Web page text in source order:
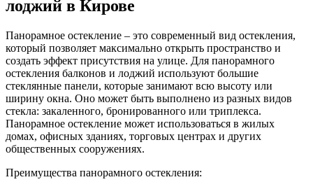
лоджий в Кирове
Панорамное остекление – это современный вид остекления,
который позволяет максимально открыть пространство и
создать эффект присутствия на улице. Для панорамного
остекления балконов и лоджий используют большие
стеклянные панели, которые занимают всю высоту или
ширину окна. Оно может быть выполнено из разных видов
стекла: закаленного, бронированного или триплекса.
Панорамное остекление может использоваться в жилых
домах, офисных зданиях, торговых центрах и других
общественных сооружениях.
Преимущества панорамного остекления: